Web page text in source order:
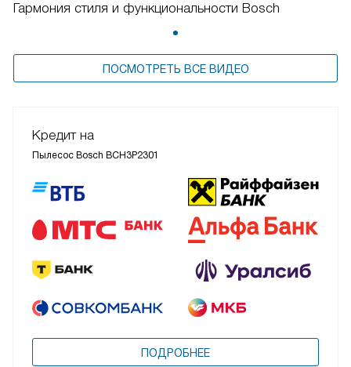
Гармония стиля и функциональности Bosch
ПОСМОТРЕТЬ ВСЕ ВИДЕО
Кредит на
Пылесос Bosch BCH3P2301
ПОДРОБНЕЕ